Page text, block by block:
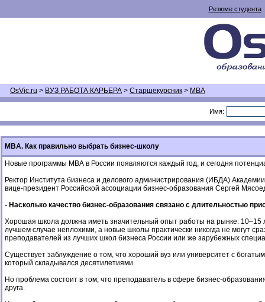
Резюме студента
OsVic.ru > ВУЗ РАБОТА КАРЬЕРА > Старшекурсник > MBA
Имя:
MBA. Как правильно выбрать бизнес-школу
Новые программы МВА в России появляются каждый год, и сегодня
Ректор Института бизнеса и делового администрирования (ИБДА)
вице-президент Российской ассоциации бизнес-образования Сергей
- Насколько качество бизнес-образования связано с длительностью
Хорошая школа должна иметь значительный опыт работы на рынке: 10–15
лучшем случае неплохими, а новые школы практически никогда не могут
преподавателей из лучших школ бизнеса России или же зарубежных
Существует заблуждение о том, что хороший вуз или университет с
который складывался десятилетиями.
Но проблема состоит в том, что преподаватель в сфере бизнес-
друга.